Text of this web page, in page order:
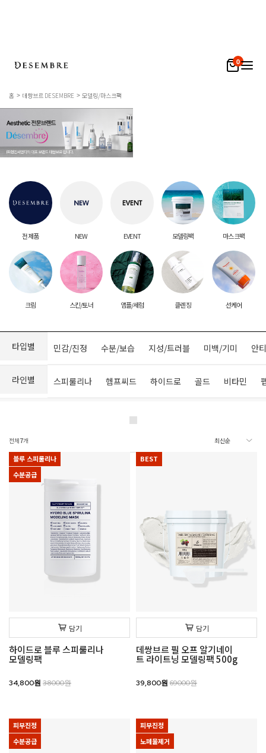
0
홈 데쌍브르 DESEMBRE 모델링/마스크팩
전 제품 NEW EVENT 모델링팩 마스크팩
크림 스킨/토너 앰플/세럼 클렌징 선케어
타입별 민감/진정 수분/보습 지성/트러블 미백/기미 안
라인별 스피룰리나 헴프씨드 하이드로 골드 비타민
전체7개
블루 스피룰리나
수분공급
담기
하이드로 블루 스피룰리나
모델링팩
34,800원 38000원
BEST
담기
데쌍브르 필 오프 알기네이
트 라이트닝 모델링팩 500g
39,800원 69000원
피부진정
수분공급
피부진정
노폐물제거